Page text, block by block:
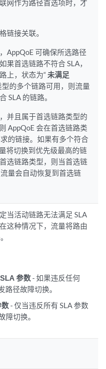
网作为路径首选项时，才
链接关联。
AppQoE 可确保所选路径
果首选链路不符合 SLA，
上，状态为“ 未满足
型的多个链路可用，则流量
SLA 的链路。
并且属于首选链路类型的
AppQoE 会在首选链路类
的链接。如果有多个符合
将切换到优先级最高的链
选链路类型，则当首选链
量会自动恢复到首选链
当活动链路无法满足 SLA
这种情况下，流量将路由
参数- 如果违反任何
路径故障切换。
- 仅当违反所有 SLA 参数
障切换。